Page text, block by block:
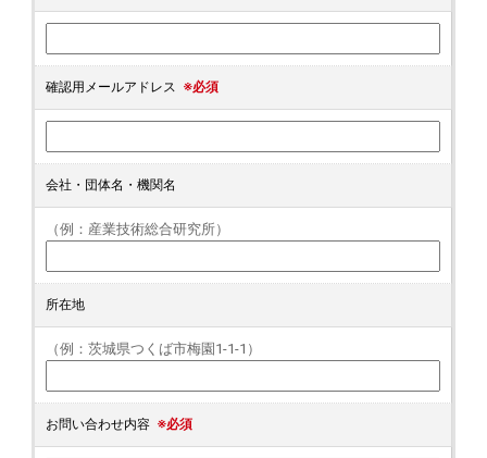
確認用メールアドレス ※必須
会社・団体名・機関名
（例：産業技術総合研究所）
所在地
（例：茨城県つくば市梅園1-1-1）
お問い合わせ内容 ※必須